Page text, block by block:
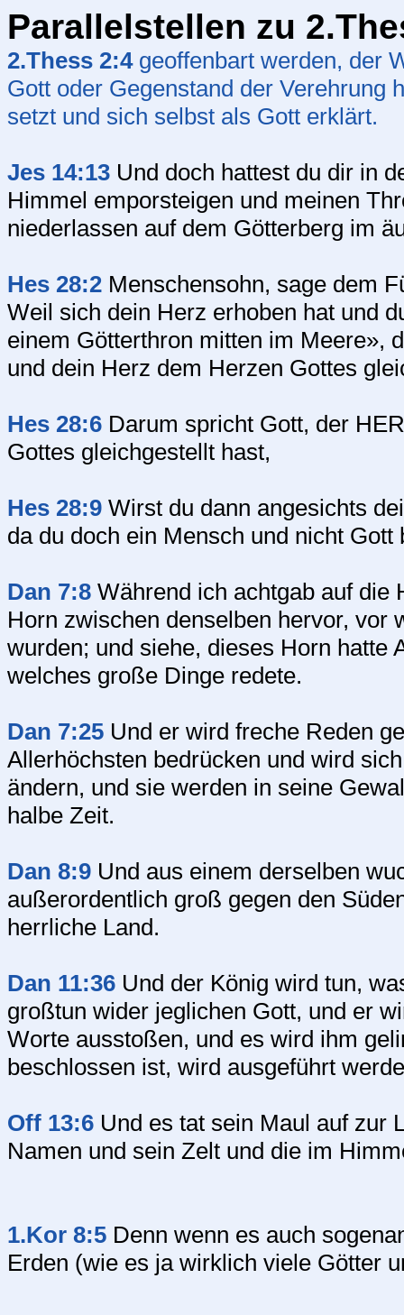
Parallelstellen zu
2.Thess 2:4geoffenbart werden, der
Gott oder Gegenstand der Verehrung
setzt und sich selbst als Gott erklärt.
Jes 14:13 Und doch hattest du dir in
Himmel emporsteigen und meinen
niederlassen auf dem Götterberg im
Hes 28:2 Menschensohn, sage dem
Weil sich dein Herz erhoben hat und
einem Götterthron mitten im Meere»,
und dein Herz dem Herzen Gottes
Hes 28:6 Darum spricht Gott, der
Gottes gleichgestellt hast,
Hes 28:9 Wirst du dann angesichts
da du doch ein Mensch und nicht
Dan 7:8 Während ich achtgab auf die
Horn zwischen denselben hervor, vor
wurden; und siehe, dieses Horn hatte
welches große Dinge redete.
Dan 7:25 Und er wird freche Reden
Allerhöchsten bedrücken und wird
ändern, und sie werden in seine
halbe Zeit.
Dan 8:9 Und aus einem derselben
außerordentlich groß gegen den
herrliche Land.
Dan 11:36 Und der König wird tun,
großtun wider jeglichen Gott, und er
Worte ausstoßen, und es wird ihm
beschlossen ist, wird ausgeführt
Off 13:6 Und es tat sein Maul auf zur
Namen und sein Zelt und die im
1.Kor 8:5 Denn wenn es auch
Erden (wie es ja wirklich viele Götter